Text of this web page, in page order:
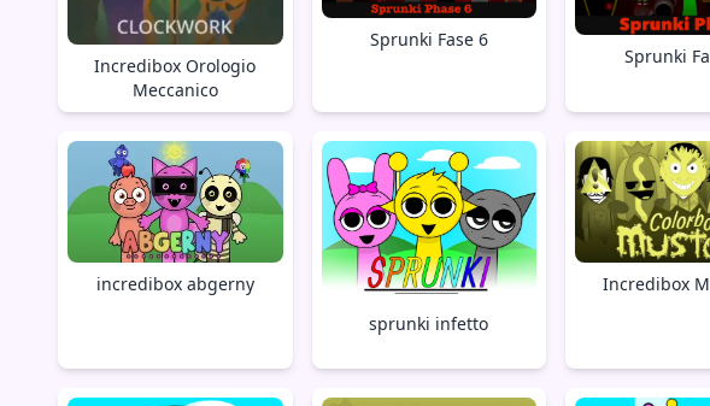
Incredibox Orologio
Meccanico
Sprunki Fase 6
Sprunki
incredibox abgerny
sprunki infetto
Incredibox